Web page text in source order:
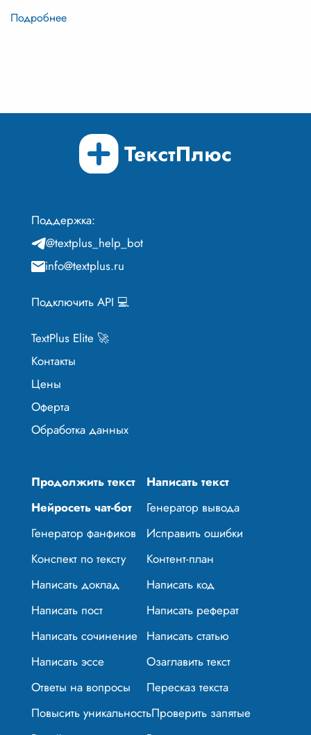
Поддержка:
@textplus_help_bot
info@textplus.ru
Подключить API 💻
TextPlus Elite 🚀
Контакты
Цены
Оферта
Обработка данных
Продолжить текст
Написать текст
Нейросеть чат-бот
Генератор вывода
Генератор фанфиков
Исправить ошибки
Конспект по тексту
Контент-план
Написать доклад
Написать код
Написать пост
Написать реферат
Написать сочинение Написать статью
Написать эссе
Озаглавить текст
Ответы на вопросы
Пересказ текста
Повысить уникальностьПроверить запятые